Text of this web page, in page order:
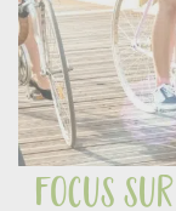
focus sur